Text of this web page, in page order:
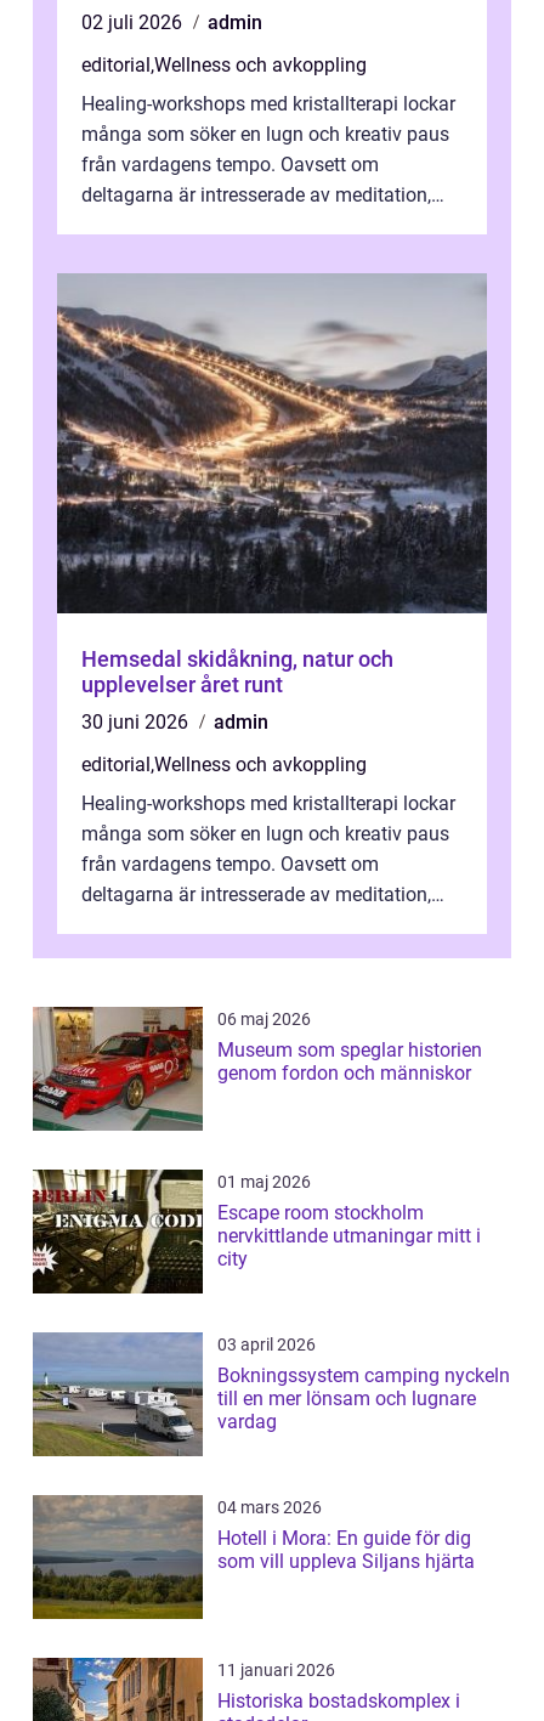
02 juli 2026
admin
editorial,Wellness och avkoppling
Healing-workshops med kristallterapi lockar
många som söker en lugn och kreativ paus
från vardagens tempo. Oavsett om
deltagarna är intresserade av meditation,
Hemsedal skidåkning, natur och
upplevelser året runt
30 juni 2026
admin
editorial,Wellness och avkoppling
Healing-workshops med kristallterapi lockar
många som söker en lugn och kreativ paus
från vardagens tempo. Oavsett om
deltagarna är intresserade av meditation,
06 maj 2026
Museum som speglar historien
genom fordon och människor
01 maj 2026
Escape room stockholm
nervkittlande utmaningar mitt i
city
03 april 2026
Bokningssystem camping nyckeln
till en mer lönsam och lugnare
vardag
04 mars 2026
Hotell i Mora: En guide för dig
som vill uppleva Siljans hjärta
11 januari 2026
Historiska bostadskomplex i